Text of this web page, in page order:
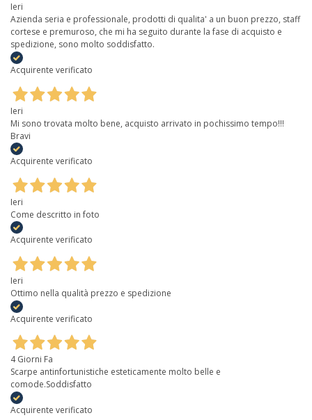
Ieri
Azienda seria e professionale, prodotti di qualita' a un buon prezzo, staff
cortese e premuroso, che mi ha seguito durante la fase di acquisto e
spedizione, sono molto soddisfatto.
Acquirente verificato
Ieri
Mi sono trovata molto bene, acquisto arrivato in pochissimo tempo!!!
Bravi
Acquirente verificato
Ieri
Come descritto in foto
Acquirente verificato
Ieri
Ottimo nella qualità prezzo e spedizione
Acquirente verificato
4 Giorni Fa
Scarpe antinfortunistiche esteticamente molto belle e
comode.Soddisfatto
Acquirente verificato